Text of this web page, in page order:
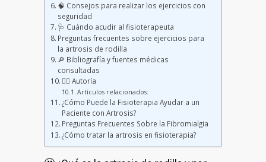
🧠 Consejos para realizar los ejercicios con
seguridad
🩺 Cuándo acudir al fisioterapeuta
Preguntas frecuentes sobre ejercicios para
la artrosis de rodilla
🔎 Bibliografía y fuentes médicas
consultadas
👩‍⚕️ Autoría
Artículos relacionados:
¿Cómo Puede la Fisioterapia Ayudar a un
Paciente con Artrosis?
Preguntas Frecuentes Sobre la Fibromialgia
¿Cómo tratar la artrosis en fisioterapia?